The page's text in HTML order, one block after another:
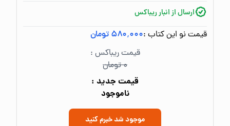
ارسال از انبار ریباکس
قیمت نو این کتاب :۵۸۰٬۰۰۰ تومان
قیمت ریباکس :
۰ تومان
قیمت جدید :
ناموجود
موجود شد خبرم کنید